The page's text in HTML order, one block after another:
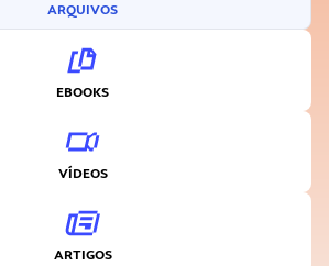
ARQUIVOS
EBOOKS
VÍDEOS
ARTIGOS